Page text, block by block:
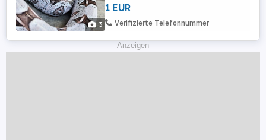
3
1 EUR
Verifizierte Telefonnummer
Anzeigen